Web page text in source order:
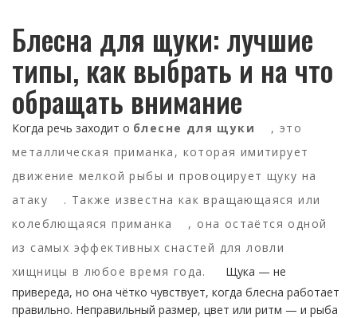
Блесна для щуки: лучшие
типы, как выбрать и на что
обращать внимание
Когда речь заходит о блесне для щуки , это
металлическая приманка, которая имитирует
движение мелкой рыбы и провоцирует щуку на
атаку
. Также известна каквращающаяся или
колеблющаяся приманка
, она остаётся одной
из самых эффективных снастей для ловли
хищницы в любое время года.
Щука — не
привереда, но она чётко чувствует, когда блесна работает
правильно. Неправильный размер, цвет или ритм — и рыба